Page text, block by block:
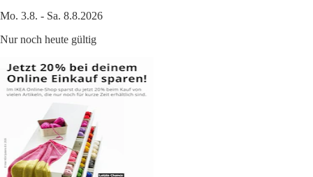
Mo. 3.8. - Sa. 8.8.2026
Nur noch heute gültig